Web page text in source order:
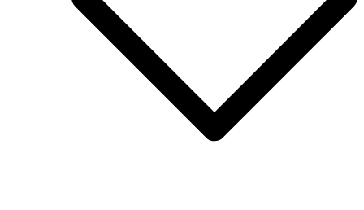
창신문공고 #충남신문공고 #충청남도신문공고 #태안신문공고
#서산신문공고 #당진신문공고 #홍성신문공고 #예산신문공고 #
아산신문공고 #천안신문공고 #청양신문공고 #안면도신문공고
#보령신문공고 #부여신문공고 #서천신문공고 #논산신문공고 #
계룡신문공고 #공주신문공고 #금산신문공고 #덕산신문공고 #
정안신문공고 #공주신문공고 #안면도신문공고 #대전신문공고
#전라북도신문공고 #전북신문공고 #군산신문공고 #익산신문
공고 #완주신문공고 #김제신문공고 #전주신문공고 #진안신문